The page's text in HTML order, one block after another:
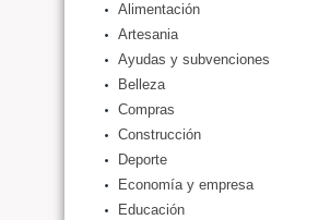
Alimentación
Artesania
Ayudas y subvenciones
Belleza
Compras
Construcción
Deporte
Economía y empresa
Educación